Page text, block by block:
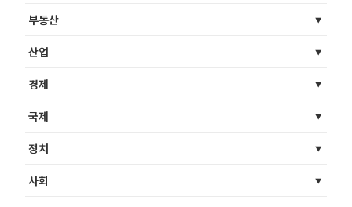
부동산
산업
경제
국제
정치
사회